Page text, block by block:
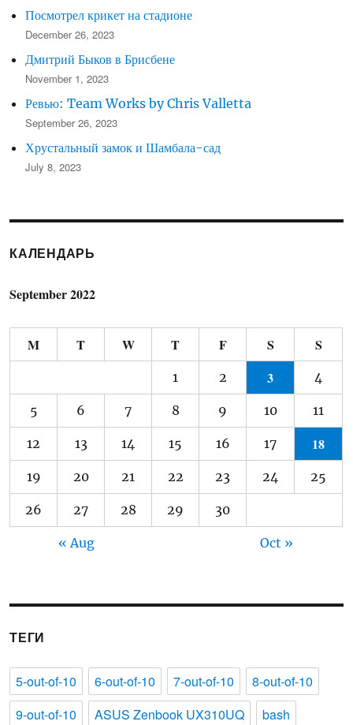
Посмотрел крикет на стадионе
December 26, 2023
Дмитрий Быков в Брисбене
November 1, 2023
Ревью: Team Works by Chris Valletta
September 26, 2023
Хрустальный замок и Шамбала-сад
July 8, 2023
КАЛЕНДАРЬ
September 2022
M T W T F S S
1 2 3 4
5 6 7 8 9 10 11
12 13 14 15 16 17 18
19 20 21 22 23 24 25
26 27 28 29 30
« Aug Oct »
ТЕГИ
5-out-of-10 6-out-of-10 7-out-of-10
8-out-of-10
9-out-of-10
ASUS Zenbook UX310UQ
bash